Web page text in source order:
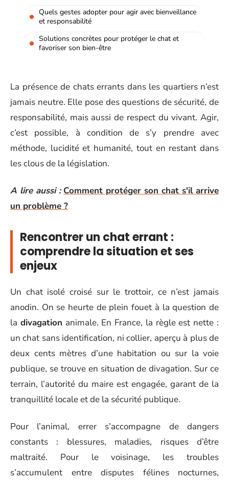
Quels gestes adopter pour agir avec bienveillance
et responsabilité
Solutions concrètes pour protéger le chat et
favoriser son bien-être
La présence de chats errants dans les quartiers n’est
jamais neutre. Elle pose des questions de sécurité, de
responsabilité, mais aussi de respect du vivant. Agir,
c’est possible, à condition de s’y prendre avec
méthode, lucidité et humanité, tout en restant dans
les clous de la législation.
A lire aussi : Comment protéger son chat s'il arrive
un problème ?
Rencontrer un chat errant :
comprendre la situation et ses
enjeux
Un chat isolé croisé sur le trottoir, ce n’est jamais
anodin. On se heurte de plein fouet à la question de
la divagation animale. En France, la règle est nette :
un chat sans identification, ni collier, aperçu à plus de
deux cents mètres d’une habitation ou sur la voie
publique, se trouve en situation de divagation. Sur ce
terrain, l’autorité du maire est engagée, garant de la
tranquillité locale et de la sécurité publique.
Pour l’animal, errer s’accompagne de dangers
constants : blessures, maladies, risques d’être
maltraité. Pour le voisinage, les troubles
s’accumulent entre disputes félines nocturnes,